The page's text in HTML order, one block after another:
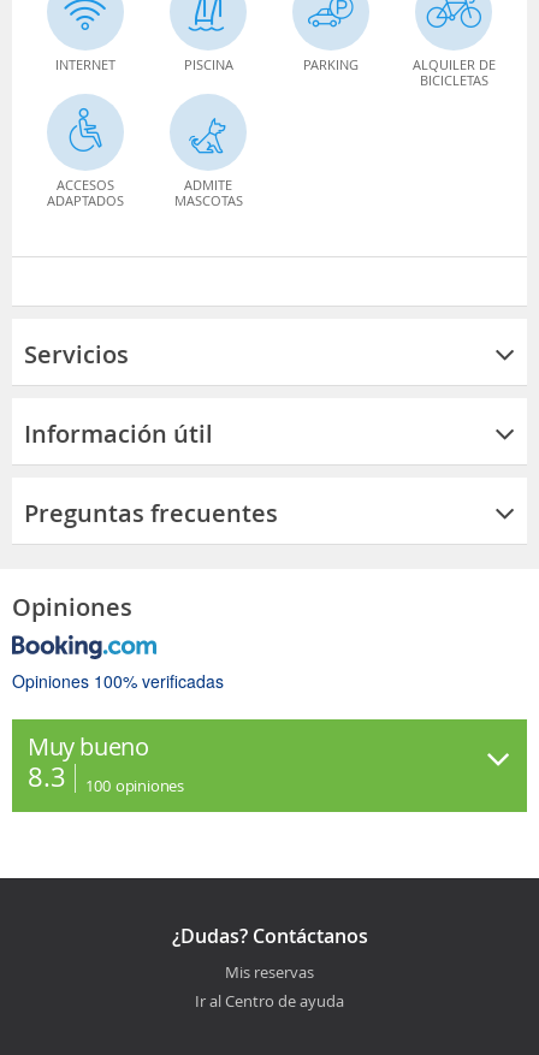
INTERNET PISCINA PARKING
ALQUILER DE
BICICLETAS
ACCESOS
ADAPTADOS
ADMITE
MASCOTAS
Servicios
Información útil
Preguntas frecuentes
Opiniones
Opiniones 100% verificadas
Muy bueno
8.3 100 opiniones
¿Dudas? Contáctanos
Mis reservas
Ir al Centro de ayuda